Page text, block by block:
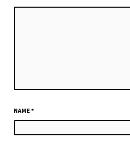
NAME*